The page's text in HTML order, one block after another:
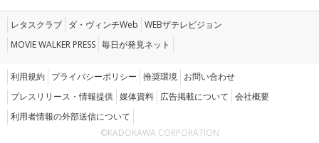
レタスクラブ ダ・ヴィンチWeb WEBザテレビジョン
MOVIE WALKER PRESS 毎日が発見ネット
利用規約 プライバシーポリシー 推奨環境 お問い合わせ
プレスリリース・情報提供 媒体資料 広告掲載について 会社概要
利用者情報の外部送信について
©KADOKAWA CORPORATION